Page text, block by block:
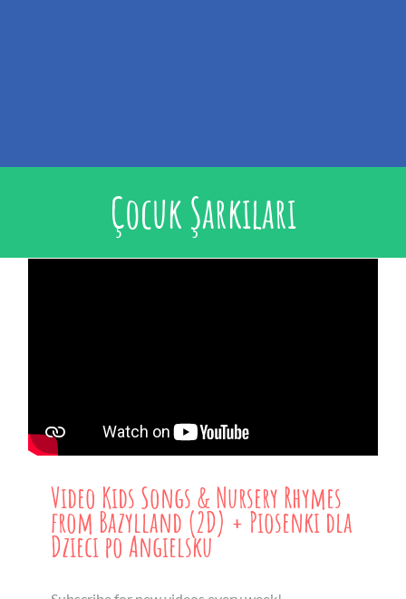
Çocuk Şarkıları
Video Kids Songs & Nursery Rhymes
from Bazylland (2D) + Piosenki dla
Dzieci po Angielsku